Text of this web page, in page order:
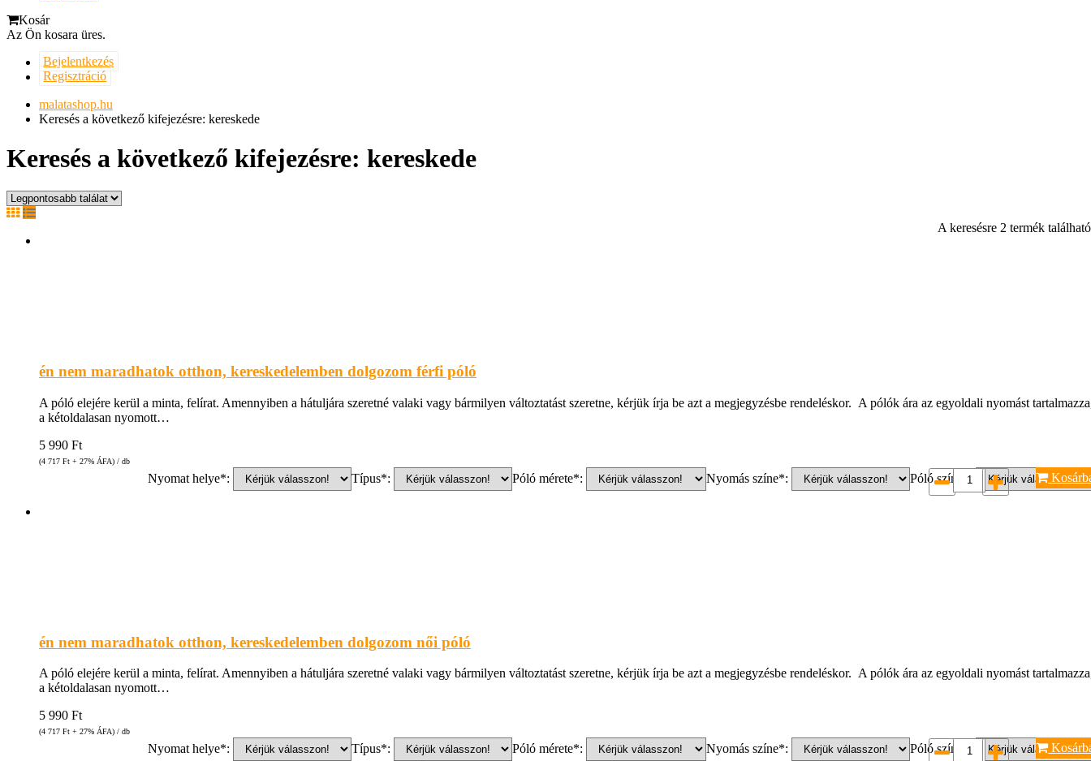
Kosár
Az Ön kosara üres.
Bejelentkezés
Regisztráció
malatashop.hu
Keresés a következő kifejezésre: kereskede
Keresés a következő kifejezésre: kereskede
A keresésre 2 termék
én nem maradhatok otthon, kereskedelemben dolgozom férfi póló
A póló elejére kerül a minta, felírat. Amennyiben a hátuljára szeretné valaki vagy bármilyen változtatást szeretne, kérjük írja be azt a megjegyzésbe rendeléskor. A pólók ára az egyoldali nyomást
a kétoldalasan nyomott…
5 990 Ft
(4 717 Ft + 27% ÁFA) / db
Póló színe*:
Nyomás színe*:
Póló mérete*:
Típus*:
Nyomat helye*:
én nem maradhatok otthon, kereskedelemben dolgozom női póló
A póló elejére kerül a minta, felírat. Amennyiben a hátuljára szeretné valaki vagy bármilyen változtatást szeretne, kérjük írja be azt a megjegyzésbe rendeléskor. A pólók ára az egyoldali nyomást
a kétoldalasan nyomott…
5 990 Ft
(4 717 Ft + 27% ÁFA) / db
Póló színe*:
Nyomás színe*:
Póló mérete*:
Típus*:
Nyomat helye*: